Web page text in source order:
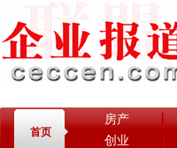
首页
房产
创业